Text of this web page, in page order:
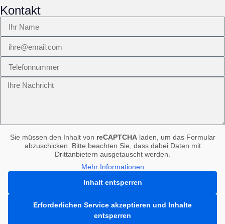
Kontakt
Sie müssen den Inhalt von reCAPTCHAladen, um das Formular
abzuschicken. Bitte beachten Sie, dass dabei Daten mit
Drittanbietern ausgetauscht werden.
Mehr Informationen
Inhalt entsperren
Erforderlichen Service akzeptieren und Inhalte
entsperren